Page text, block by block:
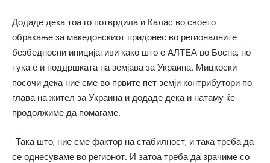
Додаде дека тоа го потврдила и Калас во своето
обраќање за македонскиот придонес во регионалните
безбедносни иницијативи како што е АЛТЕА во Босна, но
тука е и поддршката на земјава за Украина. Мицкоски
посочи дека ние сме во првите пет земји контрибутори по
глава на жител за Украина и додаде дека и натаму ќе
продолжиме да помагаме.
-Така што, ние сме фактор на стабилност, и така треба да
се однесуваме во регионот. И затоа треба да зрачиме со